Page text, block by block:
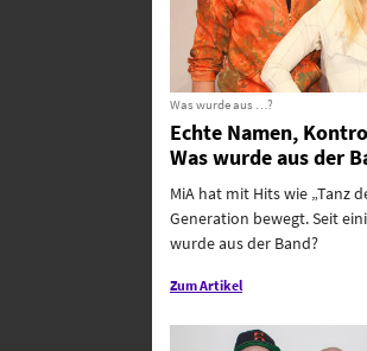
Was wurde aus …?
Echte Namen,
Was wurde aus der
MiA hat mit Hits wie „Tanz
Generation bewegt. Seit
wurde aus der Band?
Zum Artikel